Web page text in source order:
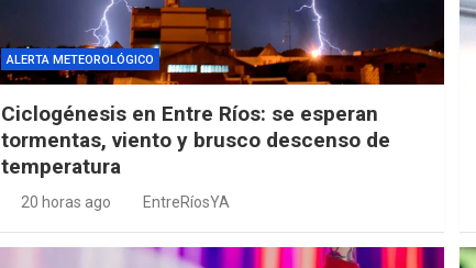
ALERTA METEOROLÓGICO
Ciclogénesis en Entre Ríos: se esperan
tormentas, viento y brusco descenso de
temperatura
20 horas ago EntreRíosYA